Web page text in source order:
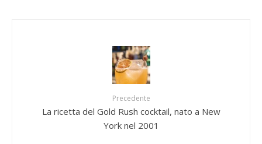
Precedente
La ricetta del Gold Rush cocktail, nato a New
York nel 2001